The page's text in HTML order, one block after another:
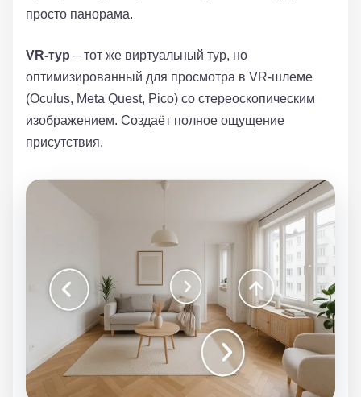
просто панорама.
VR-тур – тот же виртуальный тур, но
оптимизированный для просмотра в VR-шлеме
(Oculus, Meta Quest, Pico) со стереоскопическим
изображением. Создаёт полное ощущение
присутствия.